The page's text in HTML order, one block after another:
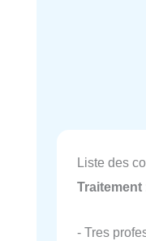
Liste des
Traitement
- Tres